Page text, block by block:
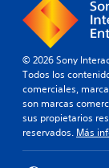
© 2026 Sony
Todos los
comerciales,
son marcas
sus propietarios
reservados. Más